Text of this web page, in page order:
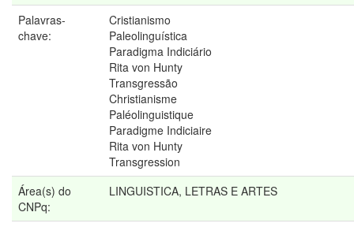
Palavras-
chave:
Cristianismo
Paleolinguística
Paradigma Indiciário
Rita von Hunty
Transgressão
Christianisme
Paléolinguistique
Paradigme Indiciaire
Rita von Hunty
Transgression
Área(s) do
CNPq:
LINGUISTICA, LETRAS E ARTES